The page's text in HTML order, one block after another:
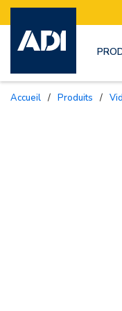
Accueil / Produits /